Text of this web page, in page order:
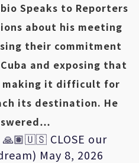
Speaks to Reporters
about his meeting
their commitment
and exposing that
making it difficult for
its destination. He
CLOSE our
May 8, 2026